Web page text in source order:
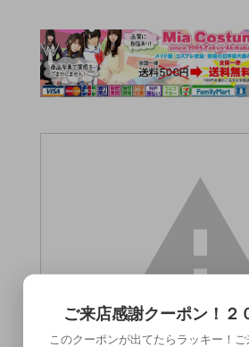
ご来店感謝クーポン！２
このクーポンが出てたらラッキー！